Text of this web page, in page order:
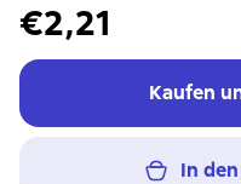
€2,21
Kaufen
In